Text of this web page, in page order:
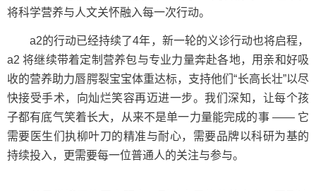
将科学营养与人文关怀融入每一次行动。
a2的行动已经持续了4年，新一轮的义诊行动也将启程，
a2 将继续带着定制营养包与专业力量奔赴各地，用亲和好吸
收的营养助力唇腭裂宝宝体重达标，支持他们“长高长壮”以尽
快接受手术，向灿烂笑容再迈进一步。我们深知，让每个孩
子都有底气笑着长大，从来不是单一力量能完成的事 —— 它
需要医生们执柳叶刀的精准与耐心，需要品牌以科研为基的
持续投入，更需要每一位普通人的关注与参与。